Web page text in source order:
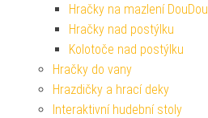
Hračky na mazlení DouDou
Hračky nad postýlku
Kolotoče nad postýlku
Hračky do vany
Hrazdičky a hrací deky
Interaktivní hudební stoly